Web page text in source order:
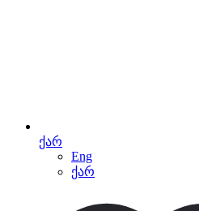
ქარ
Eng
ქარ